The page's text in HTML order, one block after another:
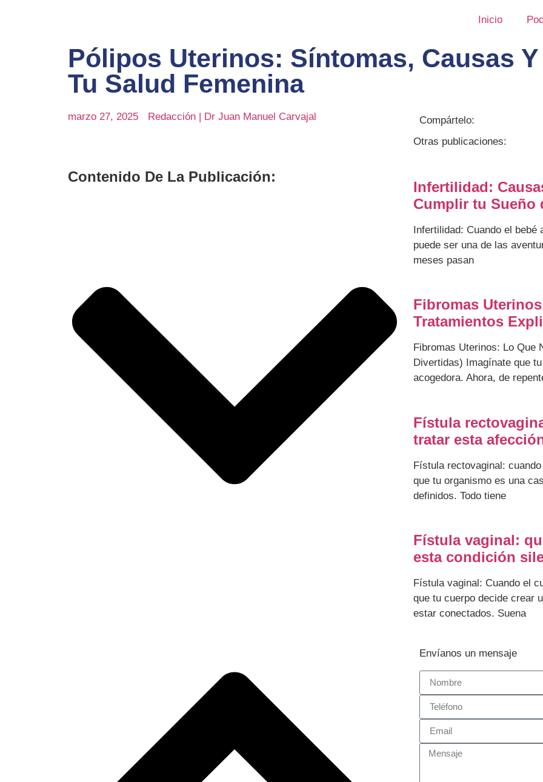
Inicio
Pólipos Uterinos: Síntomas, Causas
Tu Salud Femenina
marzo 27, 2025 Redacción | Dr Juan Manuel Carvajal
Contenido De La Publicación:
Compártelo:
Otras publicaciones:
Infertilidad:
Cumplir tu Sueño
Infertilidad: Cuando el
puede ser una de las
meses pasan
Fibromas
Tratamientos
Fibromas Uterinos: Lo Que
Divertidas) Imagínate que
acogedora. Ahora, de
Fístula
tratar esta
Fístula rectovaginal:
que tu organismo es una
definidos. Todo tiene
Fístula vaginal:
esta condición
Fístula vaginal: Cuando el
que tu cuerpo decide crear
estar conectados. Suena
Envíanos un mensaje